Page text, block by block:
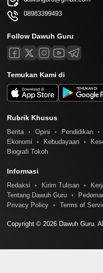
08983399493
Follow Dawuh Guru
Temukan Kami di
Rubrik Khusus
Berita Opini Pendidikan
Ekonomi
Kebudayaan
Biografi Tokoh
Informasi
Redaksi Kirim Tulisan
Tentang Dawuh Guru
Privacy Policy
Terms of
Copyright © 2026 Dawuh Guru.